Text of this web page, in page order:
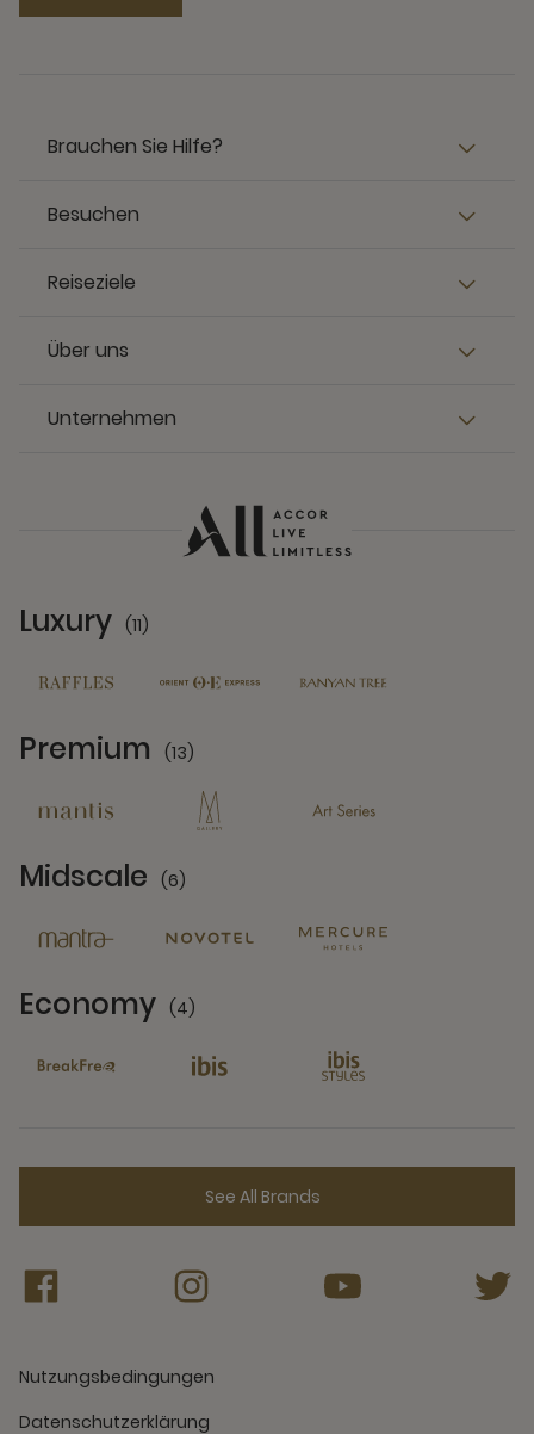
Brauchen Sie Hilfe?
Besuchen
Reiseziele
Über uns
Unternehmen
Luxury (11)
Premium (13)
Midscale (6)
Economy (4)
See All Brands
Nutzungsbedingungen
Datenschutzerklärung